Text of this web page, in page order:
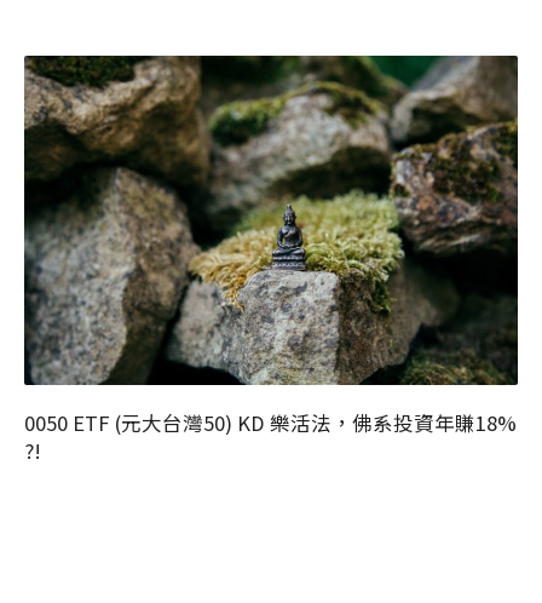
0050 ETF (元大台灣50) KD 樂活法，佛系投資年賺18%
?!